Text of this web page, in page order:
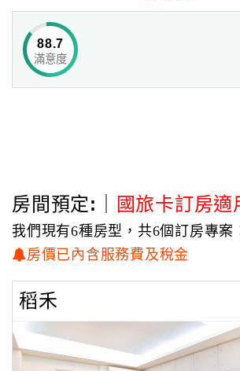
88.7
滿意度
房間預定:｜ 國旅卡訂房適
我們現有6種房型，共6個訂房專案
房價已內含服務費及稅金
稻禾